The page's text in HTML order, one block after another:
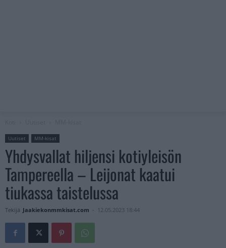
Uutiset MM-kisat
Yhdysvallat hiljensi kotiyleisön
Tampereella – Leijonat kaatui
tiukassa taistelussa
Tekijä Jaakiekonmmkisat.com - 12.05.2023 18:44